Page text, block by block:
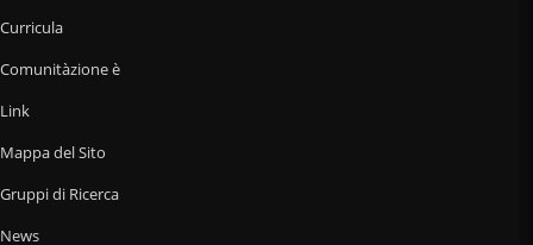
Curricula
Comunitàzione è
Link
Mappa del Sito
Gruppi di Ricerca
News